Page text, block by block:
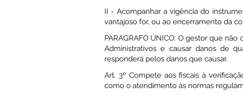
II - Acompanhar a vigência do
vantajoso for, ou ao encerramento da
PARAGRAFO ÚNICO: O gestor que
Administrativos e causar danos de
responderá pelos danos que causar.
Art. 3º Compete aos fiscais à
como o atendimento às normas